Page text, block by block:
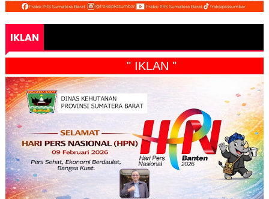
IKLAN
" IKLAN "